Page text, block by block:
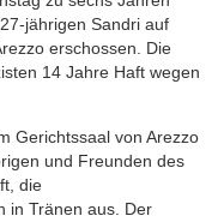
jährigen Sandri auf
erschossen. Die
14 Jahre Haft wegen
Gerichtssaal von Arezzo
und Freunden des
die
in Tränen aus. Der